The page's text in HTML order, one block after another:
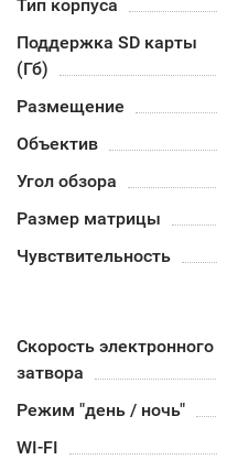
Тип корпуса
Поддержка SD карты
(Гб)
Размещение
Объектив
Угол обзора
Размер матрицы
Чувствительность
Скорость электронного
затвора
Режим "день / ночь"
WI-FI